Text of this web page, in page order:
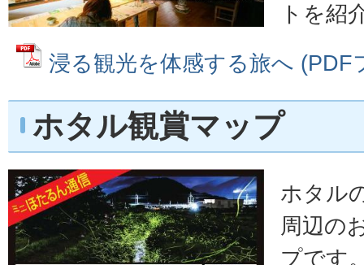
トを紹
浸る観光を体感する旅へ (PDF
ホタル観賞マップ
ホタル
周辺の
プです